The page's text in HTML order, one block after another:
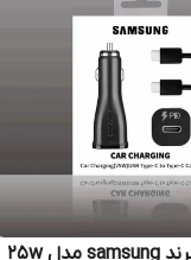
شارژر فندکی برند samsung مدل 25w